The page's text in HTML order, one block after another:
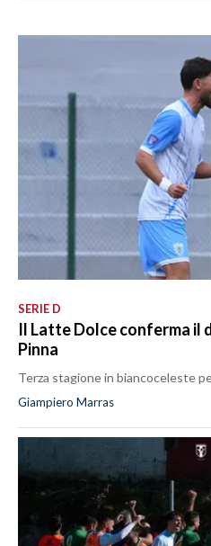
SERIE D
Il Latte Dolce conferma il
Pinna
Terza stagione in biancoceleste
Giampiero Marras